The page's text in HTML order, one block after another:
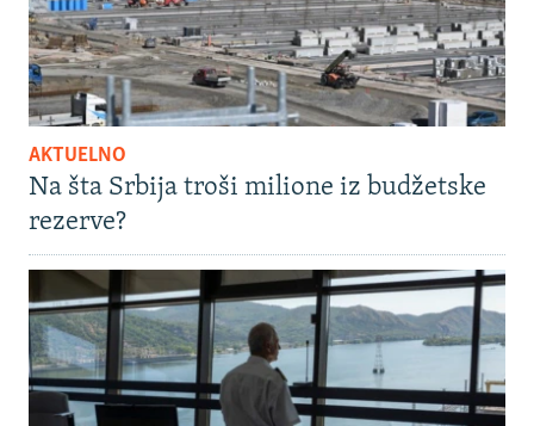
AKTUELNO
Na šta Srbija troši milione iz budžetske
rezerve?